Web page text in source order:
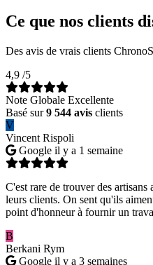
Ce que nos clients
Des avis de vrais clients
4,9 /5
Note Globale Excellente
Basé sur9 544 avis clients
V
Vincent Rispoli
Google il y a 1 semaine
C'est rare de trouver des artisans
leurs clients. On sent qu'ils
point d'honneur à fournir un
B
Berkani Rym
Google il y a 3 semaines